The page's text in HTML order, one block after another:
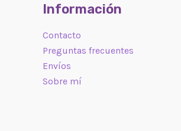
Información
Contacto
Preguntas frecuentes
Envíos
Sobre mí